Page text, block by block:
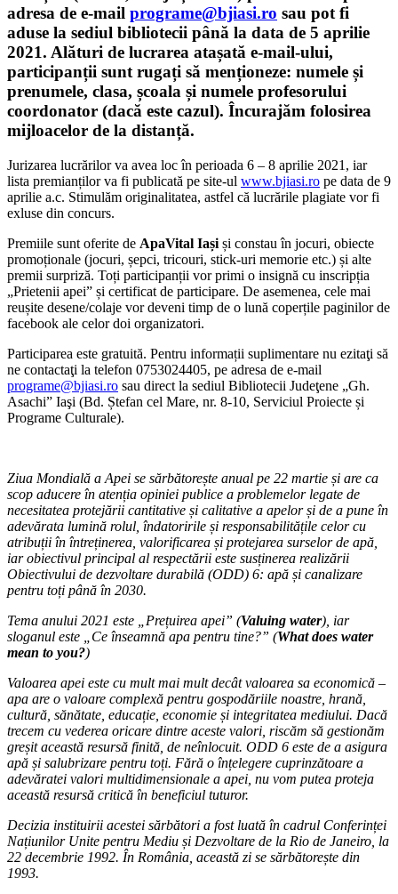
adresa de e-mail programe@bjiasi.ro sau pot fi
aduse la sediul bibliotecii până la data de 5 aprilie
2021. Alături de lucrarea atașată e-mail-ului,
participanții sunt rugați să menționeze: numele și
prenumele, clasa, școala și numele profesorului
coordonator (dacă este cazul). Încurajăm folosirea
mijloacelor de la distanță.
Jurizarea lucrărilor va avea loc în perioada 6 – 8 aprilie 2021, iar
lista premianților va fi publicată pe site-ul www.bjiasi.ro pe data de 9
aprilie a.c. Stimulăm originalitatea, astfel că lucrările plagiate vor fi
exluse din concurs.
Premiile sunt oferite de ApaVital Iași și constau în jocuri, obiecte
promoționale (jocuri, șepci, tricouri, stick-uri memorie etc.) și alte
premii surpriză. Toți participanții vor primi o insignă cu inscripția
„Prietenii apei” și certificat de participare. De asemenea, cele mai
reușite desene/colaje vor deveni timp de o lună coperțile paginilor de
facebook ale celor doi organizatori.
Participarea este gratuită. Pentru informații suplimentare nu ezitaţi să
ne contactaţi la telefon 0753024405, pe adresa de e-mail
programe@bjiasi.ro sau direct la sediul Bibliotecii Judeţene „Gh.
Asachi” Iaşi (Bd. Ștefan cel Mare, nr. 8-10, Serviciul Proiecte și
Programe Culturale).
Ziua Mondială a Apei se sărbătorește anual pe 22 martie și are ca
scop aducere în atenția opiniei publice a problemelor legate de
necesitatea protejării cantitative și calitative a apelor și de a pune în
adevărata lumină rolul, îndatoririle și responsabilitățile celor cu
atribuții în întreținerea, valorificarea și protejarea surselor de apă,
iar obiectivul principal al respectării este susținerea realizării
Obiectivului de dezvoltare durabilă (ODD) 6: apă și canalizare
pentru toți până în 2030.
Tema anului 2021 este „Prețuirea apei” (Valuing water), iar
sloganul este „Ce înseamnă apa pentru tine?” (What does water
mean to you?)
Valoarea apei este cu mult mai mult decât valoarea sa economică –
apa are o valoare complexă pentru gospodăriile noastre, hrană,
cultură, sănătate, educație, economie și integritatea mediului. Dacă
trecem cu vederea oricare dintre aceste valori, riscăm să gestionăm
greșit această resursă finită, de neînlocuit. ODD 6 este de a asigura
apă și salubrizare pentru toți. Fără o înțelegere cuprinzătoare a
adevăratei valori multidimensionale a apei, nu vom putea proteja
această resursă critică în beneficiul tuturor.
Decizia instituirii acestei sărbători a fost luată în cadrul Conferinței
Națiunilor Unite pentru Mediu și Dezvoltare de la Rio de Janeiro, la
22 decembrie 1992. În România, această zi se sărbătorește din
1993.